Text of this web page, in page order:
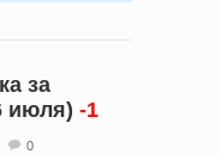
за
июля) -1
0